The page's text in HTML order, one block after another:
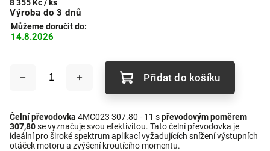
8 355 Kč/ ks
Výroba do 3 dnů
Můžeme doručit do:
14.8.2026
Přidat do košíku
Čelní převodovka 4MC023 307.80 - 11 spřevodovým poměrem
307,80se vyznačuje svou efektivitou. Tato čelní převodovka je
ideální pro široké spektrum aplikací vyžadujících snížení výstupních
otáček motoru a zvýšení kroutícího momentu.